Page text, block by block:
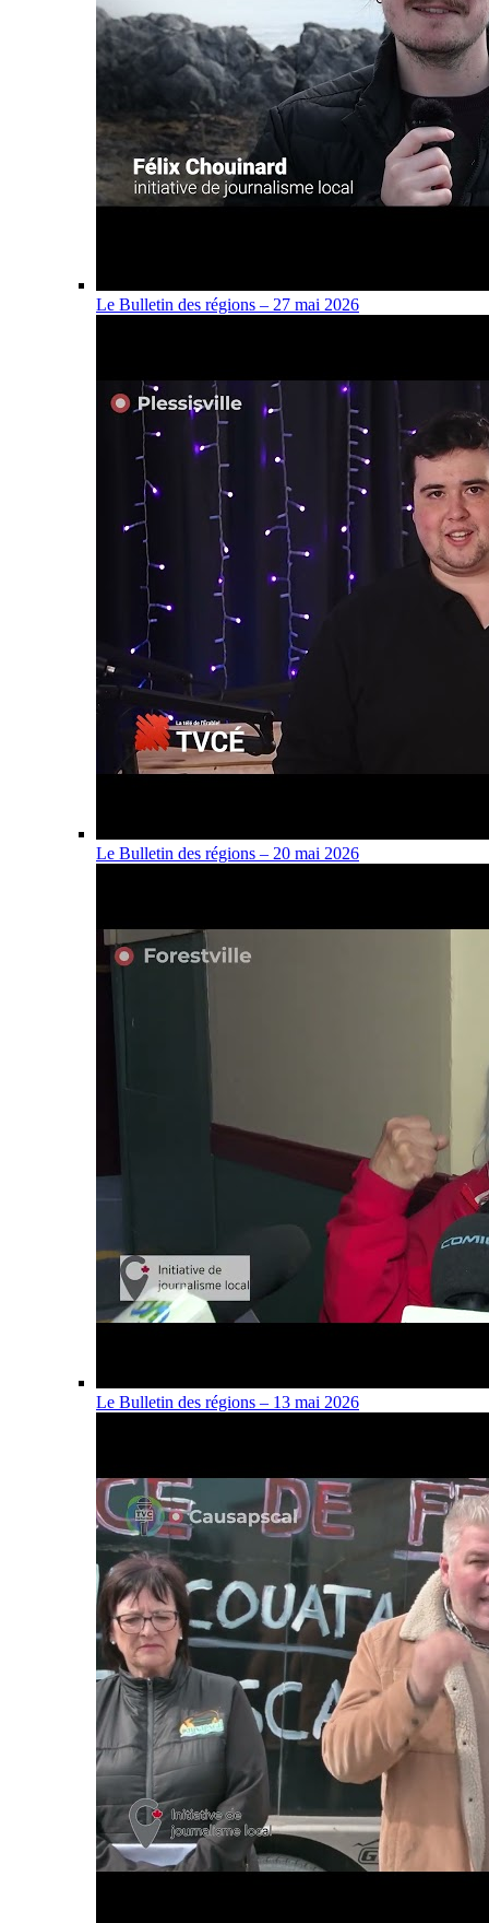
Le Bulletin des régions – 27 mai 2026
Le Bulletin des régions – 20 mai 2026
Le Bulletin des régions – 13 mai 2026